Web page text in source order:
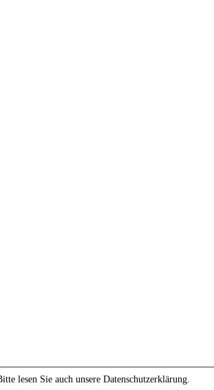
lesen Sie auch unsere Datenschutzerklärung.